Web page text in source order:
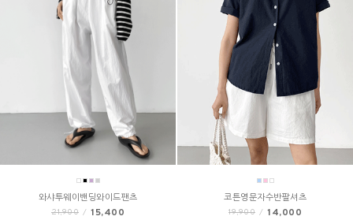
와샤투웨이밴딩와이드팬츠
21,900 / 15,400
코튼영문자수반팔셔츠
19,900 / 14,000